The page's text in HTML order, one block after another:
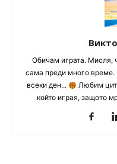
Обичам играта. Мисля,
сама преди много
всеки ден...
Любим
който играя, защото